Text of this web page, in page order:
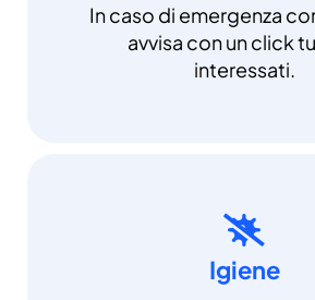
In caso di emergenza
avvisa con un click
interessati.
Igiene